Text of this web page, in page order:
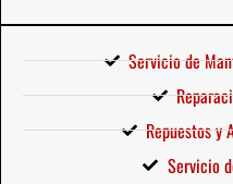
Servicio de
Repuestos y
Servicio